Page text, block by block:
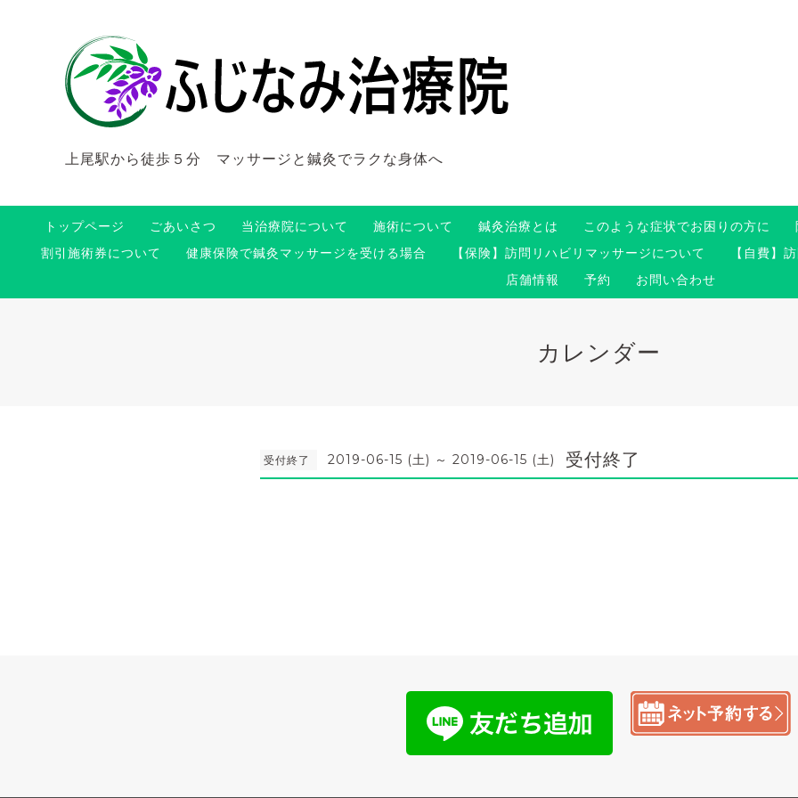
上尾駅から徒歩５分 マッサージと鍼灸でラクな身体へ
トップページ ごあいさつ 当治療院について 施術について 鍼灸治療とは このような症状でお困りの方に
割引施術券について
健康保険で鍼灸マッサージを受ける場合 【保険】訪問リハビリマッサージについて 【自費】
店舗情報
予約 お問い合わせ
カレンダー
受付終了 2019-06-15 (土) ～ 2019-06-15 (土) 受付終了